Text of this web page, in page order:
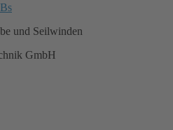
des Fahrwerks. Mit
sind sie in
und Seilwinden
GmbH